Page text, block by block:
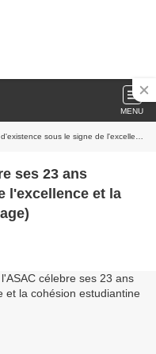
MENU
de l'excellence et la cohésion estudiantine (partage)
ses 23 ans
l'excellence et la